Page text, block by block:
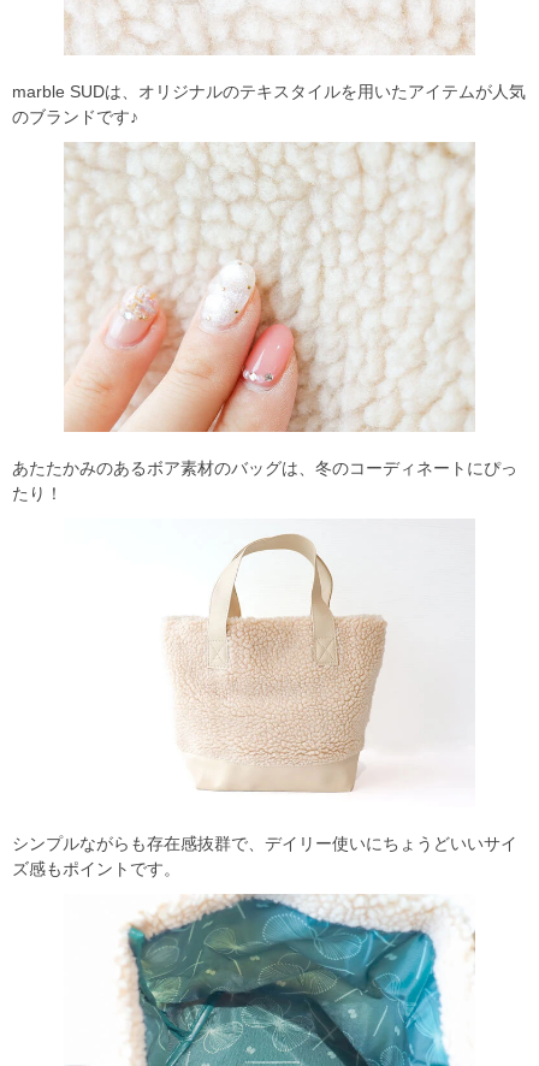
marble SUDは、オリジナルのテキスタイルを用いたアイテムが人気
のブランドです♪
あたたかみのあるボア素材のバッグは、冬のコーディネートにぴっ
たり！
シンプルながらも存在感抜群で、デイリー使いにちょうどいいサイ
ズ感もポイントです。